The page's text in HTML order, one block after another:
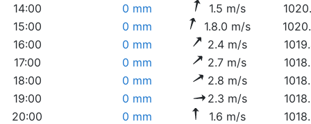
14:00
0 mm 1.5 m/s
15:00
0 mm 1.8.0 m/s
16:00
0 mm 2.4 m/s
17:00
0 mm 2.7 m/s
18:00
0 mm 2.8 m/s
19:00
0 mm 2.3 m/s
20:00
0 mm 1.6 m/s